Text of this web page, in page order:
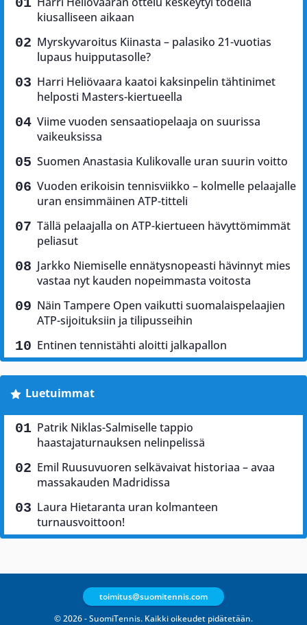
kiusalliseen aikaan
Myrskyvaroitus Kiinasta – palasiko 21-vuotias
lupaus huipputasolle?
Harri Heliövaara kaatoi kaksinpelin tähtinimet
helposti Masters-kiertueella
Viime vuoden sensaatiopelaaja on suurissa
vaikeuksissa
Suomen Anastasia Kulikovalle uran suurin voitto
Vuoden erikoisin tennisviikko – kolmelle pelaajalle
uran ensimmäinen ATP-titteli
Tällä pelaajalla on ATP-kiertueen hävyttömimmät
peliasut
Jarkko Niemiselle ennätysnopeasti hävinnyt mies
vastaa nyt kauden nopeimmasta voitosta
Näin Tampere Open vaikutti suomalaispelaajien
ATP-sijoituksiin ja tilipusseihin
Entinen tennistähti aloitti jalkapallon
Luetuimmat
Patrik Niklas-Salmiselle tappio
haastajaturnauksen nelinpelissä
Emil Ruusuvuoren selkävaivat historiaa – avaa
massakauden Madridissa
Laura Hietaranta uran kolmanteen
turnausvoittoon!
© 2026 - SuomiTennis. Kaikki oikeudet pidätetään.
toimitus@suomitennis.com